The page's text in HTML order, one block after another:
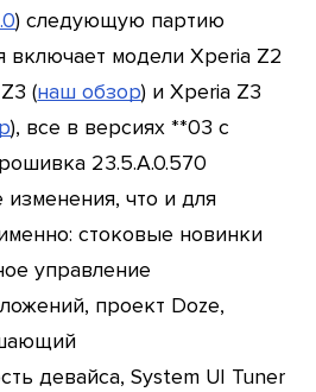
) следующую партию
включает модели Xperia Z2
(наш обзор) и Xperia Z3
), все в версиях **03 с
23.5.A.0.570
что и для
стоковые новинки
управление
проект Doze,
девайса, System UI Tuner